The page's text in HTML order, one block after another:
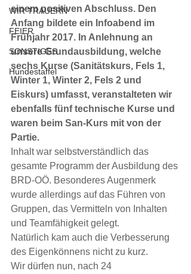
WIR TRAUERN
FEIER
SONSTIGES
Hundestaffel
einem positiven Abschluss. Den
Anfang bildete ein Infoabend im
Frühjahr 2017. In Anlehnung an
unsere Grundausbildung, welche
sechs Kurse (Sanitätskurs, Fels 1,
Winter 1, Winter 2, Fels 2 und
Eiskurs) umfasst, veranstalteten wir
ebenfalls fünf technische Kurse und
waren beim San-Kurs mit von der
Partie.
Inhalt war selbstverständlich das
gesamte Programm der Ausbildung des
BRD-OÖ. Besonderes Augenmerk
wurde allerdings auf das Führen von
Gruppen, das Vermitteln von Inhalten
und Teamfähigkeit gelegt.
Natürlich kam auch die Verbesserung
des Eigenkönnens nicht zu kurz.
Wir dürfen nun, nach 24